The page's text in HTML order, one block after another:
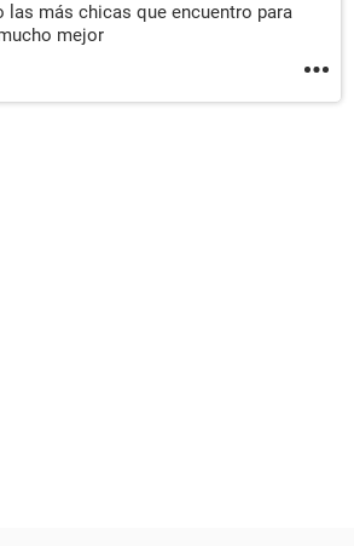
las más chicas que encuentro para
mejor